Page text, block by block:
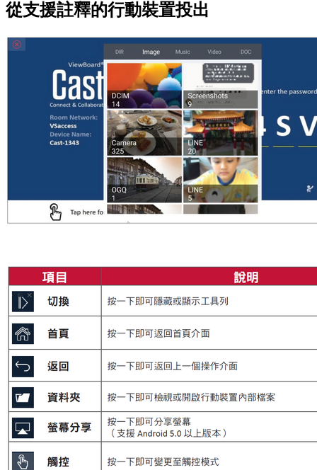
從支援註釋的行動裝置投出